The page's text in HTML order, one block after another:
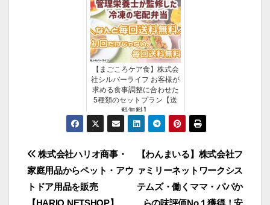
【まごころケア食】株式会
社シルバーライフ お客様が
求める食事調整に合わせた
5種類のセットプラン【送
料無料】
投
稿
【わんまいる】株式会社フ
ァミリーネットワークシス
テムズ・働くママ・パパか
株式会社ハリオ商事・
家庭用品からペット・アウ
トドア用品を販売